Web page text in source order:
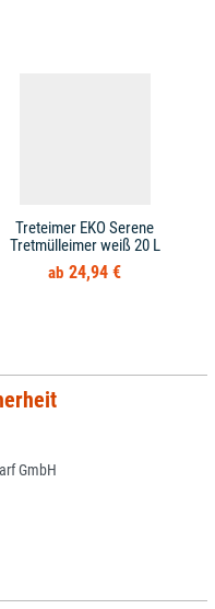
Treteimer EKO Serene
Tretmülleimer weiß 20 L
24,94 €
GmbH